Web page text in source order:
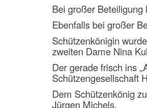
Bei großer Beteiligung
Ebenfalls bei großer
Schützenkönigin
zweiten Dame Nina
Der gerade frisch ins
Schützengesellschaft
Dem Schützenkönig
Jürgen Michels.